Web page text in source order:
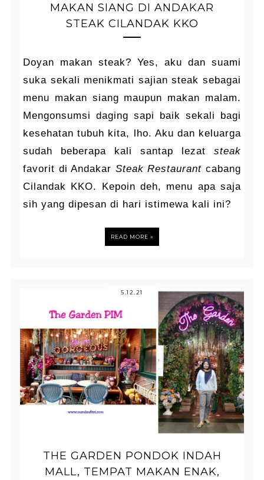
MAKAN SIANG DI ANDAKAR
STEAK CILANDAK KKO
Doyan makan steak? Yes, aku dan suami
suka sekali menikmati sajian steak sebagai
menu makan siang maupun makan malam.
Mengonsumsi daging sapi baik sekali bagi
kesehatan tubuh kita, lho. Aku dan keluarga
sudah beberapa kali santap lezatsteak
favorit di Andakar Steak Restaurant cabang
Cilandak KKO. Kepoin deh, menu apa saja
sih yang dipesan di hari istimewa kali ini?
READ MORE »
5.12.21
THE GARDEN PONDOK INDAH
MALL, TEMPAT MAKAN ENAK,